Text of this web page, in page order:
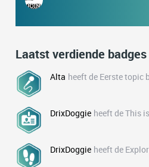
Laatst verdiende badges
Alta heeft de Eerste topic
DrixDoggie heeft de This
DrixDoggie heeft de